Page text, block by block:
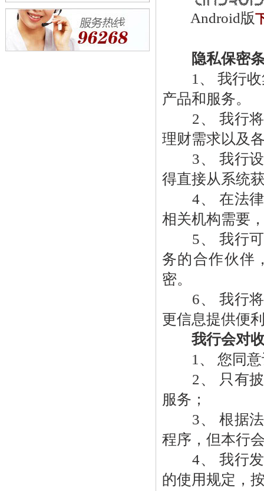
Android版
隐私保密
1、 我行收
产品和服务。
2、 我行将
理财需求以及
3、 我行设
得直接从系统
4、 在法律
相关机构需要
5、 我行可
务的合作伙伴
密。
6、 我行将
更信息提供便
我行会对
1、 您同意
2、 只有披
服务；
3、 根据法
程序，但本行
4、 我行发
的使用规定，